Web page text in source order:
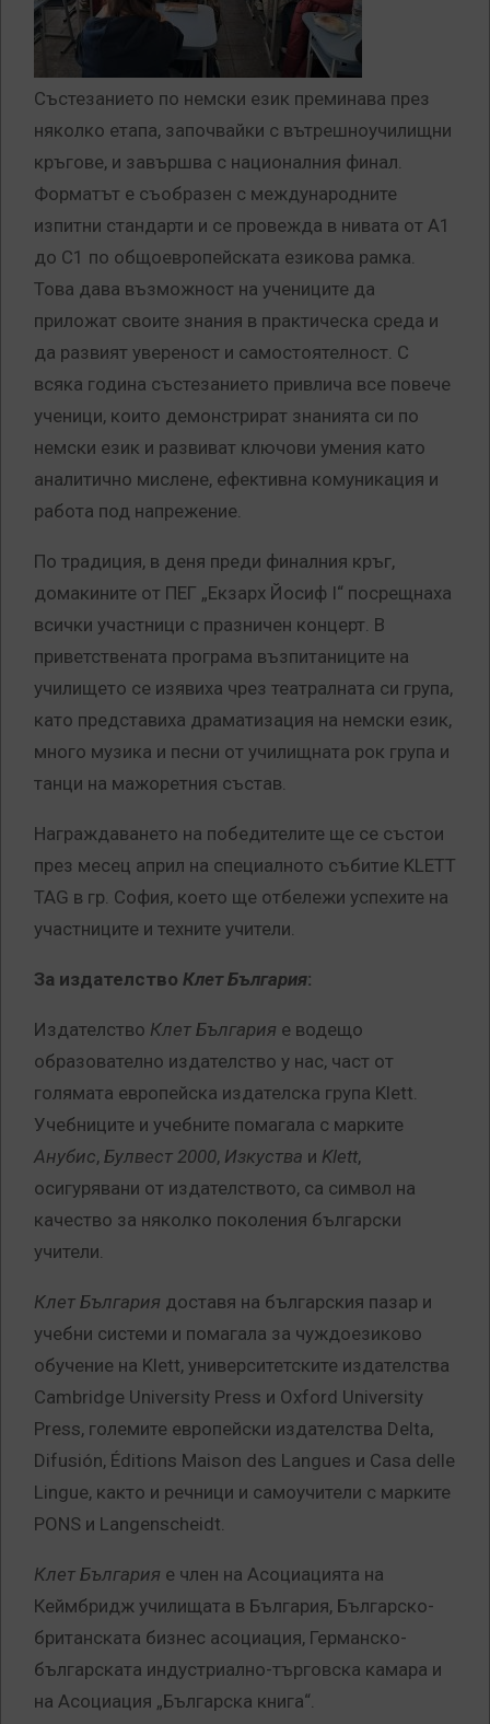
Състезанието по немски език преминава през
няколко етапа, започвайки с вътрешноучилищни
кръгове, и завършва с националния финал.
Форматът е съобразен с международните
изпитни стандарти и се провежда в нивата от А1
до С1 по общоевропейската езикова рамка.
Това дава възможност на учениците да
приложат своите знания в практическа среда и
да развият увереност и самостоятелност. С
всяка година състезанието привлича все повече
ученици, които демонстрират знанията си по
немски език и развиват ключови умения като
аналитично мислене, ефективна комуникация и
работа под напрежение.
По традиция, в деня преди финалния кръг,
домакините от ПЕГ „Екзарх Йосиф I“ посрещнаха
всички участници с празничен концерт. В
приветствената програма възпитаниците на
училището се изявиха чрез театралната си група,
като представиха драматизация на немски език,
много музика и песни от училищната рок група и
танци на мажоретния състав.
Награждаването на победителите ще се състои
през месец април на специалното събитие KLETT
TAG в гр. София, което ще отбележи успехите на
участниците и техните учители.
За издателство Клет България:
Издателство Клет България е водещо
образователно издателство у нас, част от
голямата европейска издателска група Klett.
Учебниците и учебните помагала с марките
Анубис, Булвест 2000, Изкуства и Klett,
осигурявани от издателството, са символ на
качество за няколко поколения български
учители.
Клет България доставя на българския пазар и
учебни системи и помагала за чуждоезиково
обучение на Klett, университетските издателства
Cambridge University Press и Oxford University
Press, големите европейски издателства Delta,
Difusión, Éditions Maison des Langues и Casa delle
Lingue, както и речници и самоучители с марките
PONS и Langenscheidt.
Клет България е член на Асоциацията на
Кеймбридж училищата в България, Българско-
британската бизнес асоциация, Германско-
българската индустриално-търговска камара и
на Асоциация „Българска книга“.